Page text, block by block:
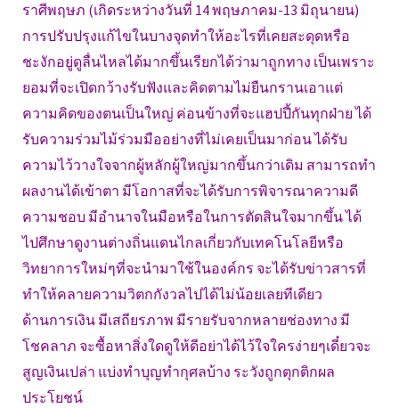
ราศีพฤษภ (เกิดระหว่างวันที่ 14 พฤษภาคม-13 มิถุนายน)
การปรับปรุงแก้ไขในบางจุดทำให้อะไรที่เคยสะดุดหรือ
ชะงักอยู่ดูลื่นไหลได้มากขึ้นเรียกได้ว่ามาถูกทาง เป็นเพราะ
ยอมที่จะเปิดกว้างรับฟังและคิดตามไม่ยืนกรานเอาแต่
ความคิดของตนเป็นใหญ่ ค่อนข้างที่จะแฮปปี้กันทุกฝ่าย ได้
รับความร่วมไม้ร่วมมืออย่างที่ไม่เคยเป็นมาก่อน ได้รับ
ความไว้วางใจจากผู้หลักผู้ใหญ่มากขึ้นกว่าเดิม สามารถทำ
ผลงานได้เข้าตา มีโอกาสที่จะได้รับการพิจารณาความดี
ความชอบ มีอำนาจในมือหรือในการตัดสินใจมากขึ้น ได้
ไปศึกษาดูงานต่างถิ่นแดนไกลเกี่ยวกับเทคโนโลยีหรือ
วิทยาการใหม่ๆที่จะนำมาใช้ในองค์กร จะได้รับข่าวสารที่
ทำให้คลายความวิตกกังวลไปได้ไม่น้อยเลยทีเดียว
ด้านการเงิน มีเสถียรภาพ มีรายรับจากหลายช่องทาง มี
โชคลาภ จะซื้อหาสิ่งใดดูให้ดีอย่าได้ไว้ใจใครง่ายๆเดี๋ยวจะ
สูญเงินเปล่า แบ่งทำบุญทำกุศลบ้าง ระวังถูกตุกติกผล
ประโยชน์